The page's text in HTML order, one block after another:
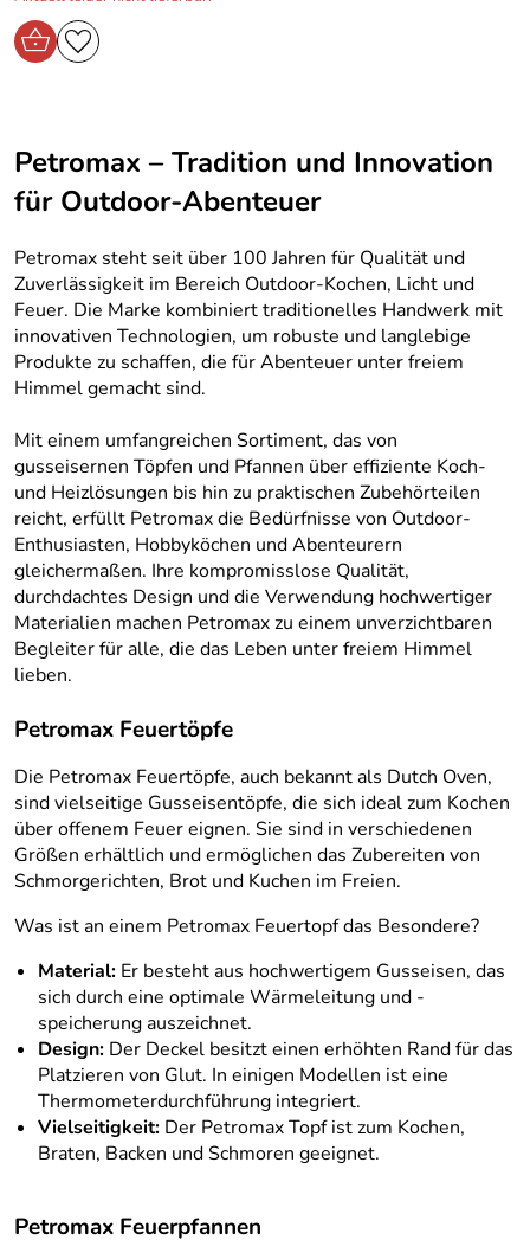
Petromax – Tradition und Innovation
für Outdoor-Abenteuer
Petromax steht seit über 100 Jahren für Qualität und
Zuverlässigkeit im Bereich Outdoor-Kochen, Licht und
Feuer. Die Marke kombiniert traditionelles Handwerk mit
innovativen Technologien, um robuste und langlebige
Produkte zu schaffen, die für Abenteuer unter freiem
Himmel gemacht sind.
Mit einem umfangreichen Sortiment, das von
gusseisernen Töpfen und Pfannen über effiziente Koch-
und Heizlösungen bis hin zu praktischen Zubehörteilen
reicht, erfüllt Petromax die Bedürfnisse von Outdoor-
Enthusiasten, Hobbyköchen und Abenteurern
gleichermaßen. Ihre kompromisslose Qualität,
durchdachtes Design und die Verwendung hochwertiger
Materialien machen Petromax zu einem unverzichtbaren
Begleiter für alle, die das Leben unter freiem Himmel
lieben.
Petromax Feuertöpfe
Die Petromax Feuertöpfe, auch bekannt als Dutch Oven,
sind vielseitige Gusseisentöpfe, die sich ideal zum Kochen
über offenem Feuer eignen. Sie sind in verschiedenen
Größen erhältlich und ermöglichen das Zubereiten von
Schmorgerichten, Brot und Kuchen im Freien.
Was ist an einem Petromax Feuertopf das Besondere?
Material: Er besteht aus hochwertigem Gusseisen, das
sich durch eine optimale Wärmeleitung und -
speicherung auszeichnet.
Design: Der Deckel besitzt einen erhöhten Rand für das
Platzieren von Glut. In einigen Modellen ist eine
Thermometerdurchführung integriert.
Vielseitigkeit: Der Petromax Topf ist zum Kochen,
Braten, Backen und Schmoren geeignet.
Petromax Feuerpfannen